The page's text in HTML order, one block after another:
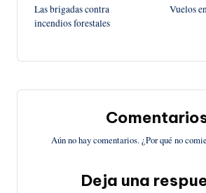
de
Las brigadas contra
incendios forestales
Vuelos
Aún no hay comentarios. ¿Por qué no
Deja una